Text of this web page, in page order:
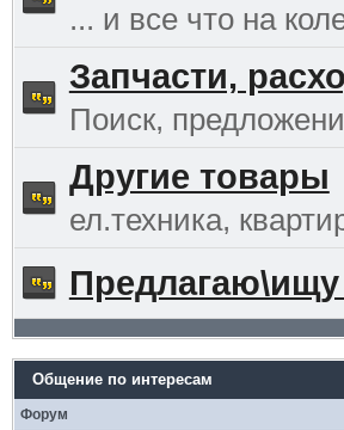
... и все что на
Запчасти,
Поиск,
Другие товары
ел.техника,
Предлагаю\ищу
Общение по интересам
Форум